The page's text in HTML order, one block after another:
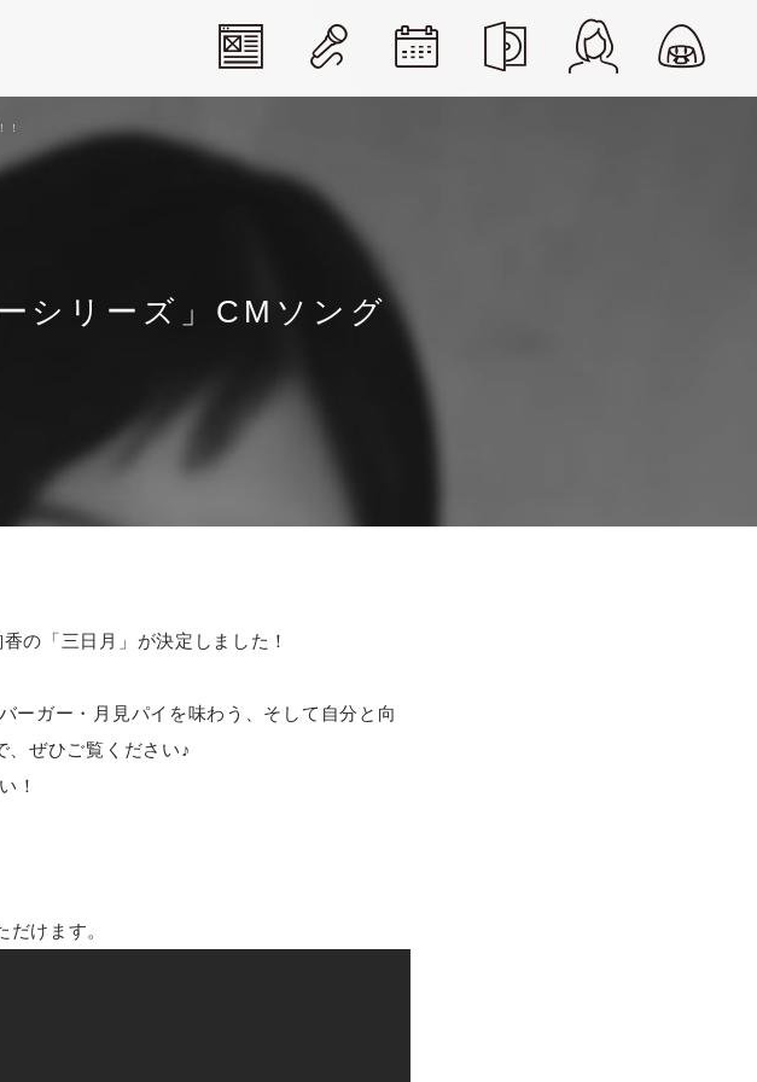
！
シリーズ」CMソング
の「三日月」が決定しました！
ーガー・月見パイを味わう、そして自分と向
、ぜひご覧ください♪
！
けます。